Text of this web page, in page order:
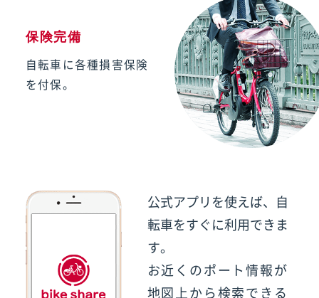
保険完備
自転車に各種損害保険
を付保。
公式アプリを使えば、自
転車をすぐに利用できま
す。
お近くのポート情報が
地図上から検索できる